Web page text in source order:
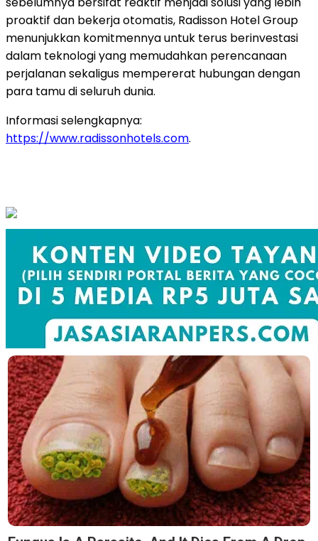
proaktif dan bekerja otomatis, Radisson Hotel Group
menunjukkan komitmennya untuk terus berinvestasi
dalam teknologi yang memudahkan perencanaan
perjalanan sekaligus mempererat hubungan dengan
para tamu di seluruh dunia.
Informasi selengkapnya:
https://www.radissonhotels.com.